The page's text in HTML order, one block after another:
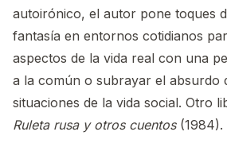
autoirónico, el autor pone toques
fantasía en entornos cotidianos
aspectos de la vida real con una
a la común o subrayar el absurdo
situaciones de la vida social. Otro
Ruleta rusa y otros cuentos(1984).